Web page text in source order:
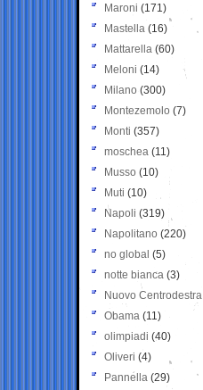
Maroni (171)
Mastella (16)
Mattarella (60)
Meloni (14)
Milano (300)
Montezemolo (7)
Monti (357)
moschea (11)
Musso (10)
Muti (10)
Napoli (319)
Napolitano (220)
no global (5)
notte bianca (3)
Nuovo Centrodestra
Obama (11)
olimpiadi (40)
Oliveri (4)
Pannella (29)